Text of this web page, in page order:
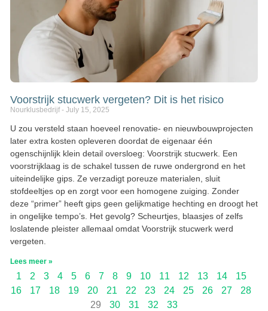
Voorstrijk stucwerk vergeten? Dit is het risico
Nourklusbedrijf July 15, 2025
U zou versteld staan hoeveel renovatie- en nieuwbouwprojecten
later extra kosten opleveren doordat de eigenaar één
ogenschijnlijk klein detail oversloeg: Voorstrijk stucwerk. Een
voorstrijklaag is de schakel tussen de ruwe ondergrond en het
uiteindelijke gips. Ze verzadigt poreuze materialen, sluit
stofdeeltjes op en zorgt voor een homogene zuiging. Zonder
deze “primer” heeft gips geen gelijkmatige hechting en droogt het
in ongelijke tempo’s. Het gevolg? Scheurtjes, blaasjes of zelfs
loslatende pleister allemaal omdat Voorstrijk stucwerk werd
vergeten.
Lees meer »
1 2 3 4 5 6 7 8 9 10 11 12 13 14
15
16
17 18 19 20 21 22 23 24 25 26 27
28
29
30 31 32 33